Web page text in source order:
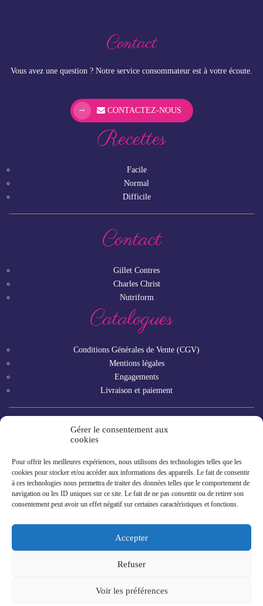
Gérer le consentement aux
cookies
Pour offrir les meilleures expériences, nous utilisons des technologies telles que les
cookies pour stocker et/ou accéder aux informations des appareils. Le fait de consentir
à ces technologies nous permettra de traiter des données telles que le comportement de
navigation ou les ID uniques sur ce site. Le fait de ne pas consentir ou de retirer son
consentement peut avoir un effet négatif sur certaines caractéristiques et fonctions.
Accepter
Refuser
Voir les préférences
Contact
Vous avez une question ? Notre service consommateur est à votre écoute.
CONTACTEZ-NOUS
Recettes
Facile
Normal
Difficile
Contact
Gillet Contres
Charles Christ
Nutriform
Catalogues
Conditions Générales de Vente (CGV)
Mentions légales
Engagements
Livraison et paiement
Vous êtes un professionnel ?
GAMME RHF